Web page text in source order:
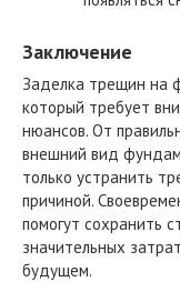
Заключение
Заделка трещин на
который требует
нюансов. От
внешний вид
только устранить
причиной.
помогут сохранить
значительных
будущем.